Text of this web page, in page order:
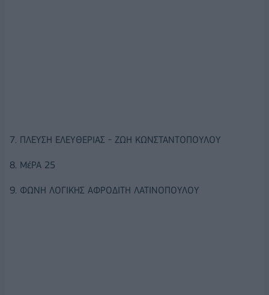
7. ΠΛΕΥΣΗ ΕΛΕΥΘΕΡΙΑΣ - ΖΩΗ ΚΩΝΣΤΑΝΤΟΠΟΥΛΟΥ
8. ΜέΡΑ 25
9. ΦΩΝΗ ΛΟΓΙΚΗΣ ΑΦΡΟΔΙΤΗ ΛΑΤΙΝΟΠΟΥΛΟΥ